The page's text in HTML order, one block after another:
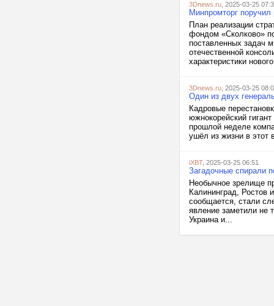
3Dnews.ru , 2025-03-25
Минпромторг поручил
План реализации
фондом «Сколково»
поставленных задач
отечественной
характеристики
3Dnews.ru , 2025-03-25
Один из двух
Кадровые
южнокорейский
прошлой неделе
ушёл из жизни в этот
iXBT, 2025-03-25 06:51
Загадочные спирали
Необычное зрелище
Калининград, Ростов
сообщается, стали
явление заметили не
Украина и...